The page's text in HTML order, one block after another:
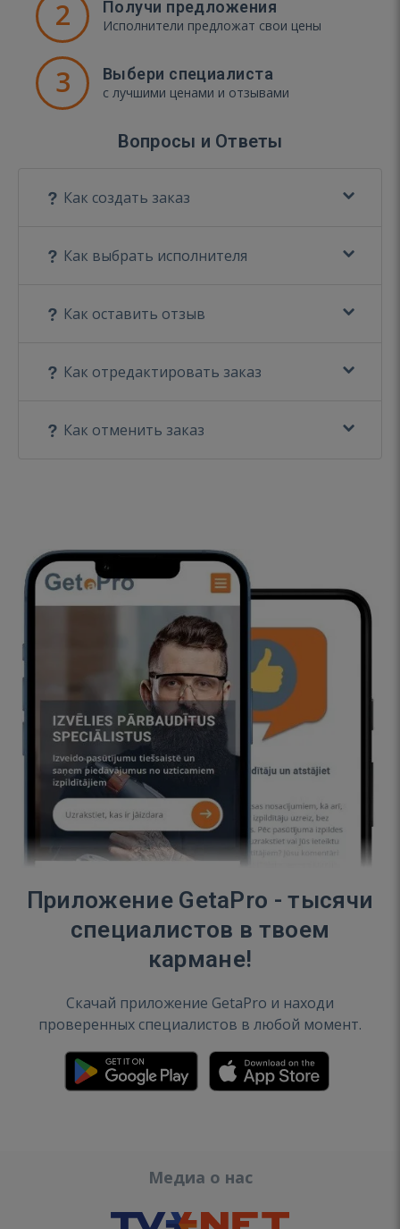
2 Получи предложения
Исполнители предложат свои цены
3 Выбери специалиста
с лучшими ценами и отзывами
Вопросы и Ответы
Как создать заказ
Как выбрать исполнителя
Как оставить отзыв
Как отредактировать заказ
Как отменить заказ
Приложение GetaPro - тысячи
специалистов в твоем
кармане!
Скачай приложение GetaPro и находи
проверенных специалистов в любой момент.
Медиа о нас